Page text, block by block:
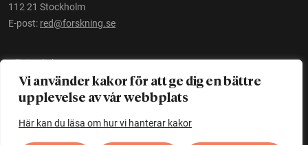
Vi använder kakor för att ge dig en bättre
upplevelse av vår webbplats
Här kan du läsa om hur vi hanterar kakor
112 21 Stockholm
E-post: red@forskning.se
Tillgänglighet
Ett initiativ avVetenskapsrådet